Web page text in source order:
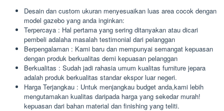
Desain dan custom ukuran menyesuaikan luas area cocok dengan
model gazebo yang anda inginkan:
Terpercaya : Hal pertama yang sering ditanyakan atau dicari
pembeli adalaha masalah testimonial dari pelanggan
Berpengalaman : Kami baru dan mempunyai semangat kepuasan
dengan produk berkualitas demi kepuasan pelanggan
Berkualitas : Sudah jadi rahasia umum kualitas furniture jepara
adalah produk berkualitas standar ekspor luar negeri.
Harga Terjangkau : Untuk menjangkau budget anda,kami lebih
mengutamakan kualitas daripada harga yang sekedar murah!
kepuasan dari bahan material dan finishing yang teliti.